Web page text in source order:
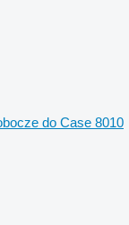
do Case 8010